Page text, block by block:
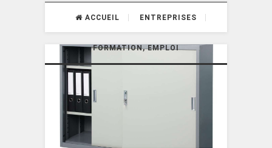
ACCUEIL ENTREPRISES
FORMATION, EMPLOI